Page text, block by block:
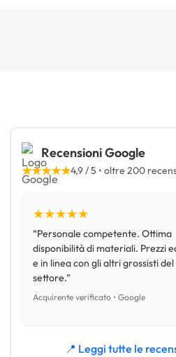
Recensioni Google
★★★★★4,9 / 5 • oltre 200
★★★★★
“Personale competente. Ottima
disponibilità di materiali. Prezzi
e in linea con gli altri grossisti del
settore.”
Acquirente verificato • Google
📍 Leggi tutte le